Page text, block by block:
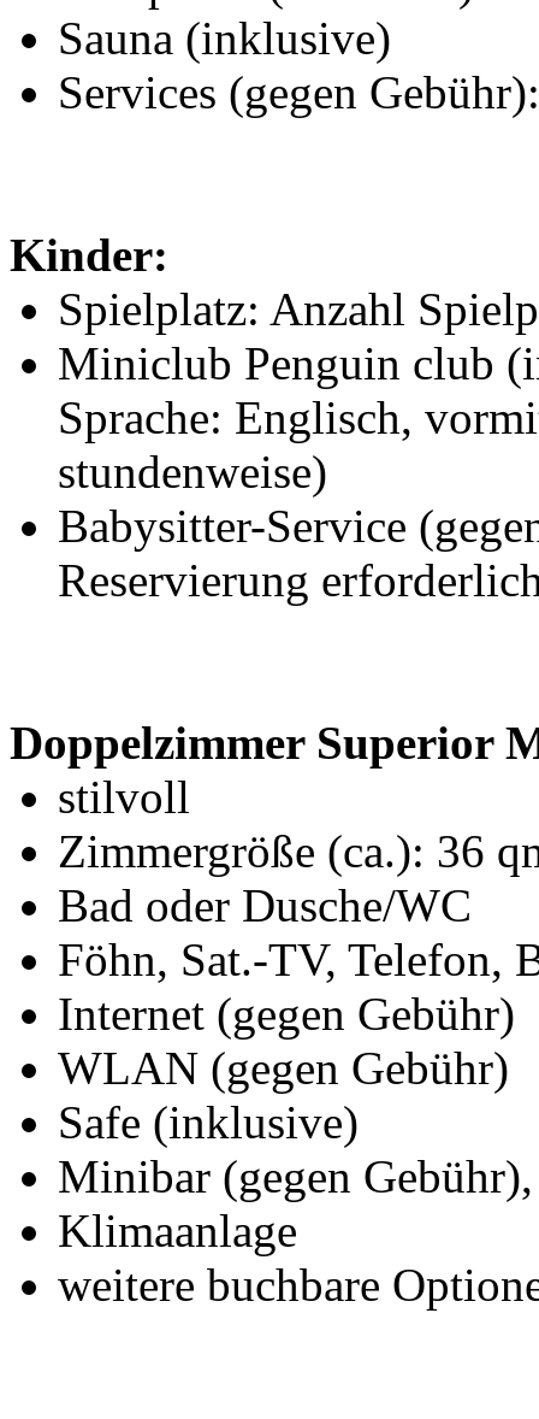
Sauna (inklusive)
Services (gegen
Kinder:
Spielplatz: Anzahl
Miniclub Penguin club
Sprache: Englisch,
stundenweise)
Babysitter-Service
Reservierung
Doppelzimmer Superior
stilvoll
Zimmergröße (ca.): 36
Bad oder Dusche/WC
Föhn, Sat.-TV, Telefon,
Internet (gegen Gebühr)
WLAN (gegen Gebühr)
Safe (inklusive)
Minibar (gegen
Klimaanlage
weitere buchbare